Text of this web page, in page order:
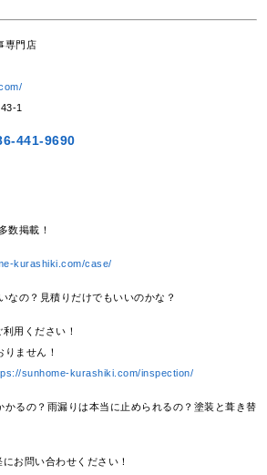
専門店
1
441-9690
数掲載！
kurashiki.com/case/
なの？見積りだけでもいいのかな？
用ください！
ません！
sunhome-kurashiki.com/inspection/
るの？雨漏りは本当に止められるの？塗装と葺き替
お問い合わせください！